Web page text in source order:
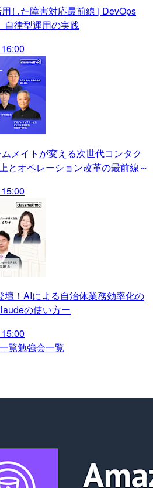
用した障害対応最前線 | DevOps
自律型運用の実践
ムメイトが変える次世代コンタク
とオペレーション改革の最前線～
壇！AIによる自治体業務効率化の
の使い方ー
覧勉強会一覧